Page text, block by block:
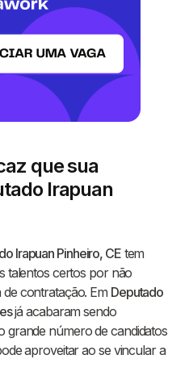
que sua
Irapuan
Irapuan Pinheiro, CEtem
talentos certos por não
contratação. Em Deputado
já acabaram sendo
grande número de candidatos
aproveitar ao se vincular a